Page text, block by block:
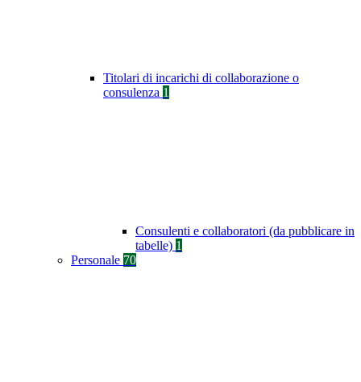
Titolari di incarichi di collaborazione o
consulenza 1
Consulenti e collaboratori (da pubblicare in
tabelle) 1
Personale 70